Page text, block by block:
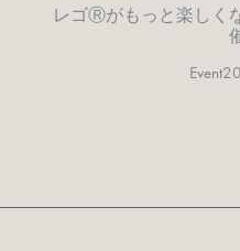
レゴⓇがもっと楽しく
Event